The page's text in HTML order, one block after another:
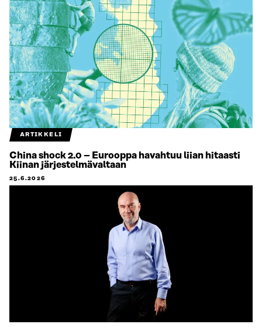
ARTIKKELI
China shock 2.0 – Eurooppa havahtuu liian hitaasti
Kiinan järjestelmävaltaan
25.6.2026